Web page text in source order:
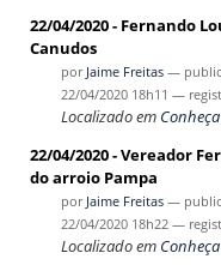
22/04/2020 - Fernando
Canudos
por Jaime Freitas —
22/04/2020 18h11 —
Localizado em
22/04/2020 - Vereador
do arroio Pampa
por Jaime Freitas —
22/04/2020 18h22 —
Localizado em